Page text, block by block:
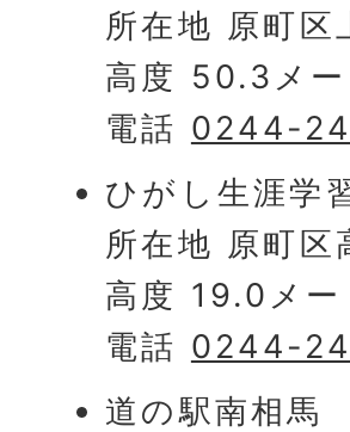
所在地 原町
高度 50.3メー
電話 0244-
ひがし生涯学
所在地 原町
高度 19.0メー
電話 0244-
道の駅南相馬